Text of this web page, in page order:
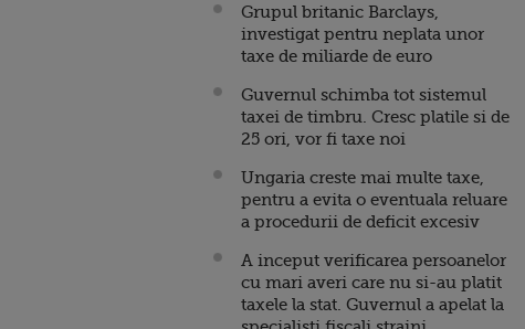
Grupul britanic Barclays,
investigat pentru neplata unor
taxe de miliarde de euro
Guvernul schimba tot sistemul
taxei de timbru. Cresc platile si de
25 ori, vor fi taxe noi
Ungaria creste mai multe taxe,
pentru a evita o eventuala reluare
a procedurii de deficit excesiv
A inceput verificarea persoanelor
cu mari averi care nu si-au platit
taxele la stat. Guvernul a apelat la